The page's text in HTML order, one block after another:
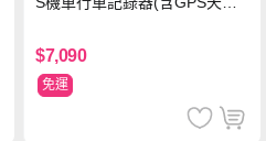
新小蜂鷹)
$7,090
免運